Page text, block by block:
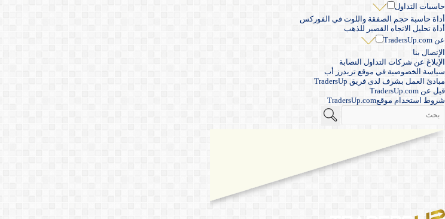
حاسبات التداول
أداة حاسبة حجم الصفقة واللوت في الفوركس
أداة تحليل الاتجاه القصير للذهب
عن TradersUp.com
الإتصال بنا
الإبلاغ عن شركات التداول النصابة
سياسة الخصوصية في موقع تريدرز أب
مبادئ العمل بشرف لدى فريق TradersUp
قيل عن TradersUp.com
شروط استخدام موقعTradersUp.com